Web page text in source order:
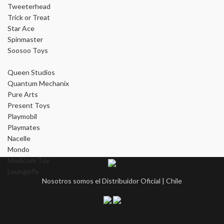
Tweeterhead
Trick or Treat
Star Ace
Spinmaster
Soosoo Toys
Queen Studios
Quantum Mechanix
Pure Arts
Present Toys
Playmobil
Playmates
Nacelle
Mondo
Medicom Toy
Loungefly
Nosotros somos el Distribuidor Oficial | Chile